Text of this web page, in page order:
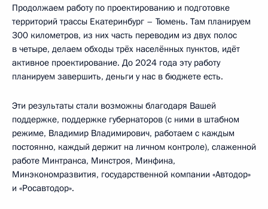
Продолжаем работу по проектированию и подготовке
территорий трассы Екатеринбург – Тюмень. Там планируем
300 километров, из них часть переводим из двух полос
в четыре, делаем обходы трёх населённых пунктов, идёт
активное проектирование. До 2024 года эту работу
планируем завершить, деньги у нас в бюджете есть.
Эти результаты стали возможны благодаря Вашей
поддержке, поддержке губернаторов (с ними в штабном
режиме, Владимир Владимирович, работаем с каждым
постоянно, каждый держит на личном контроле), слаженной
работе Минтранса, Минстроя, Минфина,
Минэкономразвития, государственной компании «Автодор»
и «Росавтодор».